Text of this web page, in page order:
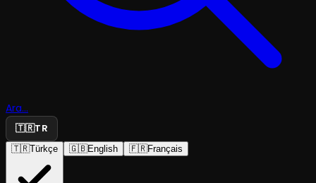
Ara...
🇹🇷TR
🇹🇷Türkçe 🇬🇧English 🇫🇷Français